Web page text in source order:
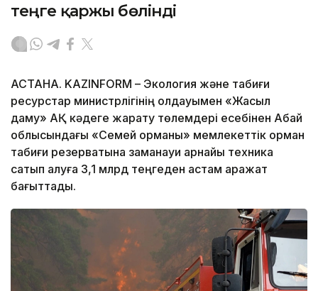
теңге қаржы бөлінді
АСТАНА. KAZINFORM – Экология және табиғи
ресурстар министрлігінің қолдауымен «Жасыл
даму» АҚ кәдеге жарату төлемдері есебінен Абай
облысындағы «Семей орманы» мемлекеттік орман
табиғи резерватына заманауи арнайы техника
сатып алуға 3,1 млрд теңгеден астам қаражат
бағыттады.